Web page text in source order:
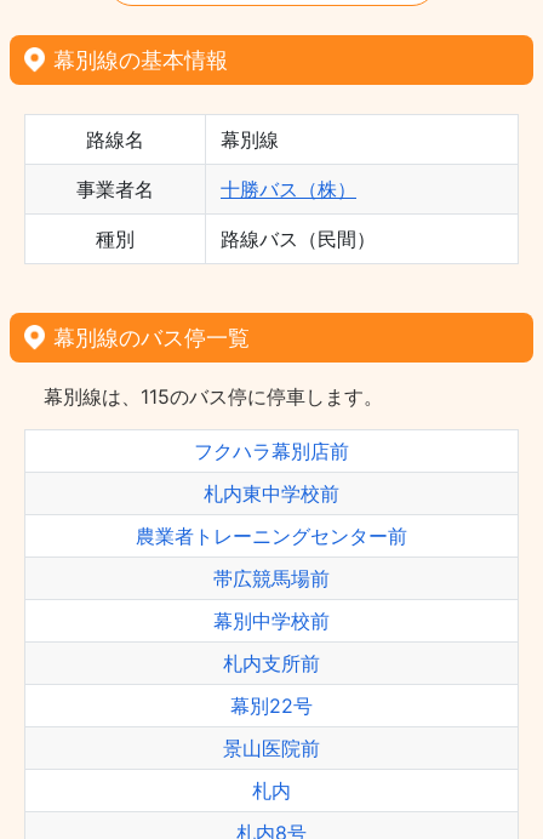
幕別線の基本情報
路線名 幕別線
事業者名 十勝バス（株）
種別 路線バス（民間）
幕別線のバス停一覧
幕別線は、115のバス停に停車します。
フクハラ幕別店前
札内東中学校前
農業者トレーニングセンター前
帯広競馬場前
幕別中学校前
札内支所前
幕別22号
景山医院前
札内
札内8号